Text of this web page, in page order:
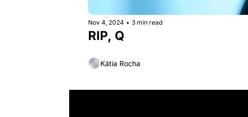
Nov 4, 2024 • 3 min read
RIP, Q
Kátia Rocha